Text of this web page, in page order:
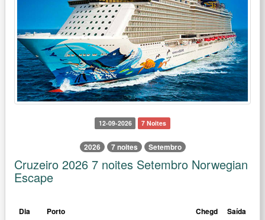
12-09-2026 7 Noites
2026 7 noites Setembro
Cruzeiro 2026 7 noites Setembro Norwegian
Escape
Dia Porto Chegd Saída